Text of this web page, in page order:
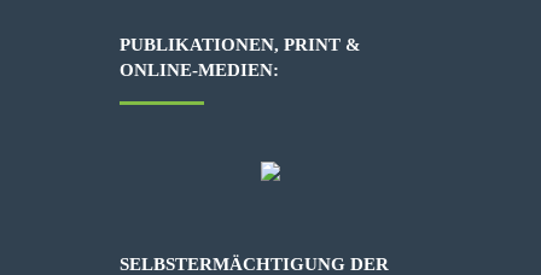
PUBLIKATIONEN, PRINT &
ONLINE-MEDIEN:
SELBSTERMÄCHTIGUNG DER